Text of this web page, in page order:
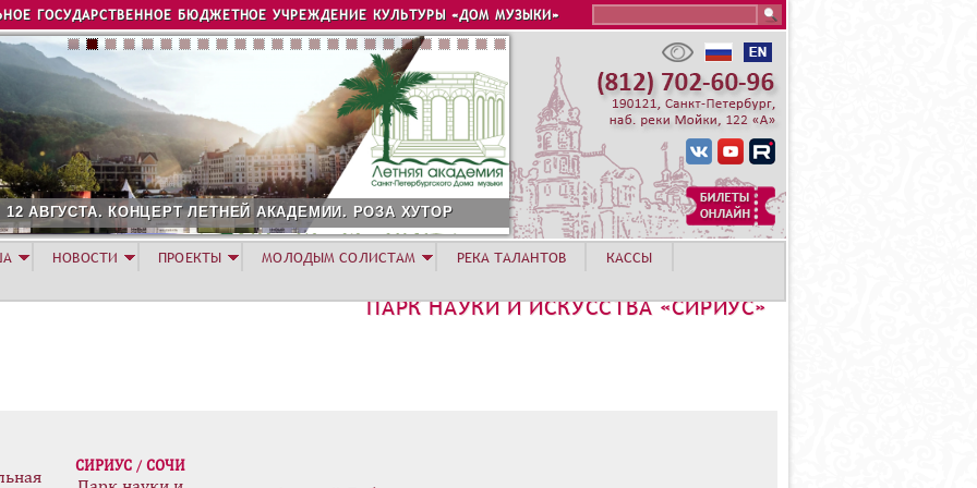
Jump to navigation
ГОСУДАРСТВЕННОЕ БЮДЖЕТНОЕ УЧРЕЖДЕНИЕ КУЛЬТУРЫ «ДОМ МУЗЫКИ»
АВГУСТА. КОНЦЕРТ ЛЕТНЕЙ АКАДЕМИИ. РОЗА ХУТОР
ПАРК НАУКИ И ИСКУССТВА «СИРИУС»
СИРИУС / СОЧИ
НОВОСТИ ПРОЕКТЫ МОЛОДЫМ СОЛИСТАМ РЕКА ТАЛАНТОВ
КАССЫ